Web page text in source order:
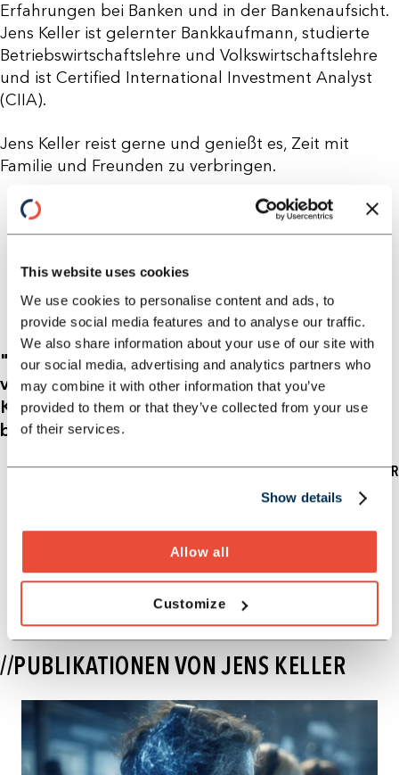
This website uses cookies
We use cookies to personalise content and ads, to
provide social media features and to analyse our traffic.
We also share information about your use of our site with
our social media, advertising and analytics partners who
may combine it with other information that you’ve
provided to them or that they’ve collected from your use
of their services.
Show details
Allow all
Customize
Erfahrungen bei Banken und in der Bankenaufsicht.
Jens Keller ist gelernter Bankkaufmann, studierte
Betriebswirtschaftslehre und Volkswirtschaftslehre
und ist Certified International Investment Analyst
(CIIA).
Jens Keller reist gerne und genießt es, Zeit mit
Familie und Freunden zu verbringen.
"Für mich bedeutet „together we grow“, das
vorhandene Know-how zu bündeln und im
Kundenprojekt bestmöglich zum Einsatz zu
bringen."
- JENS KELLER
//PUBLIKATIONEN VON JENS KELLER